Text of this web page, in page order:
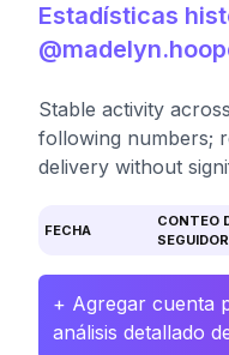
Estadísticas
Stable activity
following numbers;
delivery without
FECHA
CONTEO
+ Agregar cuenta
análisis detallado